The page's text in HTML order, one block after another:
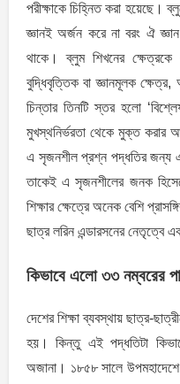
পরীক্ষাকে চিহ্নিত করা হয়েছে।
জ্ঞানই অর্জন করে না বরং ঐ
থাকে। ব্লুম শিখনের
বুদ্ধিবৃত্তিক বা জ্ঞানমূলক
চিন্তার তিনটি স্তর হলো
মুখস্থনির্ভরতা থেকে মুক্ত করার
এ সৃজনশীল প্রশ্ন পদ্ধতির জন্য
তাকেই এ সৃজনশীলের জনক
শিক্ষার ক্ষেত্রে অনেক বেশি
ছাত্র লরিন এন্ডারসনের নেতৃত্বে
কিভাবে এলো ৩৩ নম্বরের
দেশের শিক্ষা ব্যবস্থায় ছাত্র-
হয়। কিন্তু এই পদ্ধতিটা
অজানা। ১৮৫৮ সালে উপমহাদেশে